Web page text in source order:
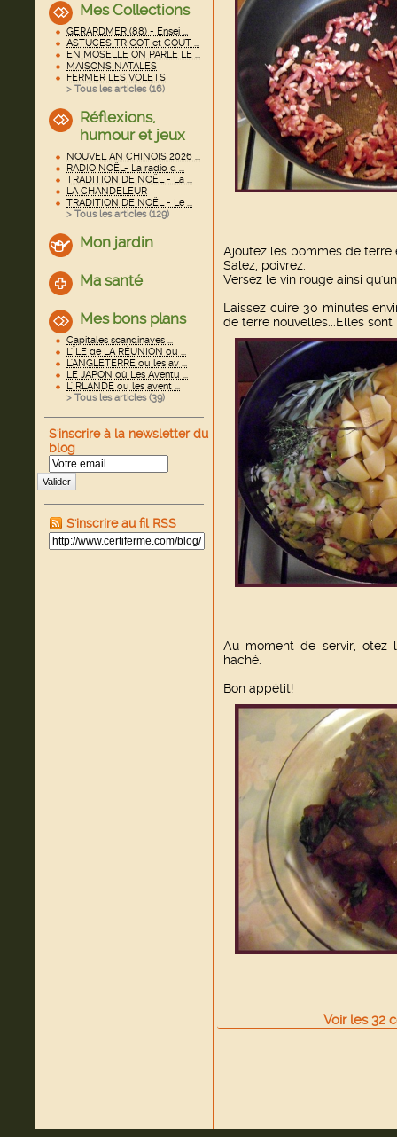
Mes Collections
GERARDMER (88) - Ensei ...
ASTUCES TRICOT et COUT ...
EN MOSELLE ON PARLE LE ...
MAISONS NATALES
FERMER LES VOLETS
> Tous les articles (16)
Réflexions,
humour et jeux
NOUVEL AN CHINOIS 2026 ...
RADIO NOËL- La radio d ...
TRADITION DE NOËL - La ...
LA CHANDELEUR
TRADITION DE NOËL - Le ...
> Tous les articles (129)
Mon jardin
Ma santé
Mes bons plans
Capitales scandinaves ...
L'ÎLE de LA RÉUNION ou ...
L'ANGLETERRE ou les av ...
LE JAPON où Les Aventu ...
L'IRLANDE ou les avent ...
> Tous les articles (39)
S'inscrire à la newsletter du
blog
Valider
S'inscrire au fil RSS
Ajoutez les pommes de terre
Salez, poivrez.
Versez le vin rouge ainsi
Laissez cuire 30 minutes
de terre nouvelles...Elles
Au moment de servir, otez
haché.
Bon appétit!
Voir les32